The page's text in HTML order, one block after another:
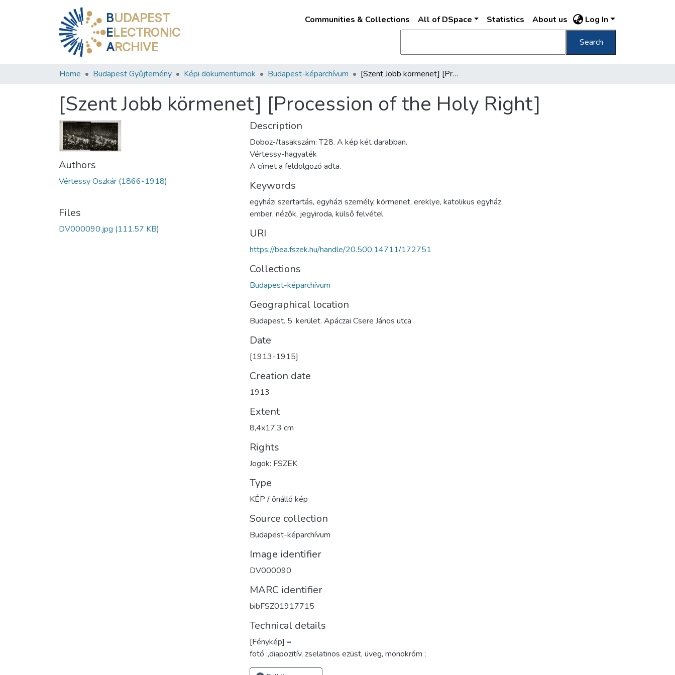
BUDAPEST
ELECTRONIC
ARCHIVE
Communities & Collections All of DSpace Statistics About us Log In
Search
Home Budapest Gyűjtemény Képi dokumentumok Budapest-képarchívum [Szent Jobb körmenet] [Procession of the Holy Right]
[Szent Jobb körmenet] [Procession of the Holy Right]
Authors
Vértessy Oszkár (1866-1918)
Files
DV000090.jpg (111.57 KB)
Description
Doboz-/tasakszám: T28. A kép két darabban.
Vértessy-hagyaték
A címet a feldolgozó adta.
Keywords
egyházi szertartás, egyházi személy, körmenet, ereklye, katolikus egyház,
ember, nézők, jegyiroda, külső felvétel
URI
https://bea.fszek.hu/handle/20.500.14711/172751
Collections
Budapest-képarchívum
Geographical location
Budapest. 5. kerület. Apáczai Csere János utca
Date
[1913-1915]
Creation date
1913
Extent
8,4x17,3 cm
Rights
Jogok: FSZEK
Type
KÉP / önálló kép
Source collection
Budapest-képarchívum
Image identifier
DV000090
MARC identifier
bibFSZ01917715
Technical details
[Fénykép] =
fotó :,diapozitív, zselatinos ezüst, üveg, monokróm ;